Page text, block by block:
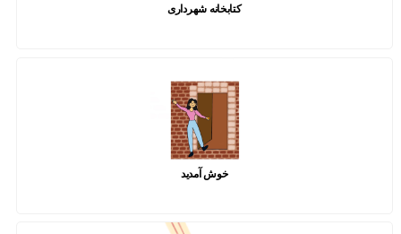
کتابخانه شهرداری
خوش آمدید